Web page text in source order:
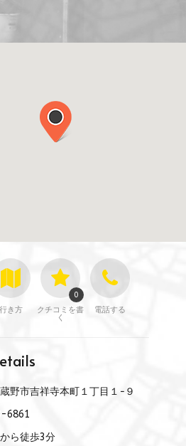
行き方
クチコミを書
く
0
電話する
野市吉祥寺本町１丁目１−９
6861
ら徒歩3分